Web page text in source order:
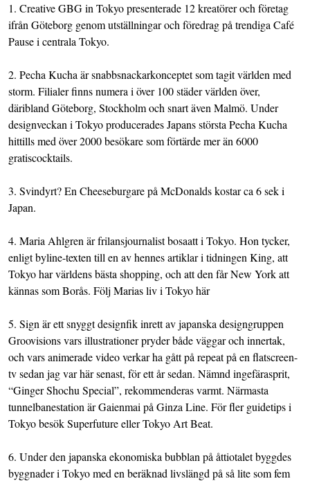
1. Creative GBG in Tokyopresenterade 12 kreatörer och företag
ifrån Göteborg genom utställningar och föredrag på trendiga Café
Pause i centrala Tokyo.
2. Pecha Kucha är snabbsnackarkonceptet som tagit världen med
storm. Filialer finns numera i över 100 städer världen över,
däribland Göteborg, Stockholmoch snart även Malmö. Under
designveckan i Tokyo producerades Japans största Pecha Kucha
hittills med över 2000 besökare som förtärde mer än 6000
gratiscocktails.
3. Svindyrt? En Cheeseburgare på McDonalds kostar ca 6 sek i
Japan.
4. Maria Ahlgren är frilansjournalist bosaatt i Tokyo. Hon tycker,
enligt byline-texten till en av hennes artiklar i tidningen King, att
Tokyo har världens bästa shopping, och att den får New York att
kännas som Borås. Följ Marias liv i Tokyohär
5. Sign är ett snyggt designfik inrett av japanska designgruppen
Groovisionsvars illustrationer pryder både väggar och innertak,
och vars animerade video verkar ha gått på repeat på en flatscreen-
tv sedan jag var här senast, för ett år sedan. Nämnd ingefärasprit,
“Ginger Shochu Special”, rekommenderas varmt. Närmasta
tunnelbanestation är Gaienmai på Ginza Line. För fler guidetips i
Tokyo besökSuperfutureellerTokyo Art Beat.
6. Under den japanska ekonomiska bubblan på åttiotalet byggdes
byggnader i Tokyo med en beräknad livslängd på så lite som fem